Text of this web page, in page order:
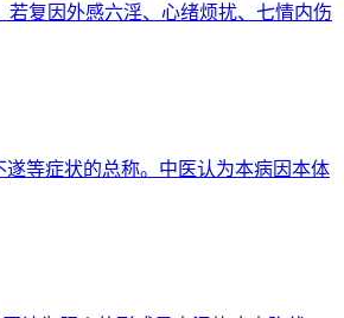
复因外感六淫、心绪烦扰、七情内伤
等症状的总称。中医认为本病因本体